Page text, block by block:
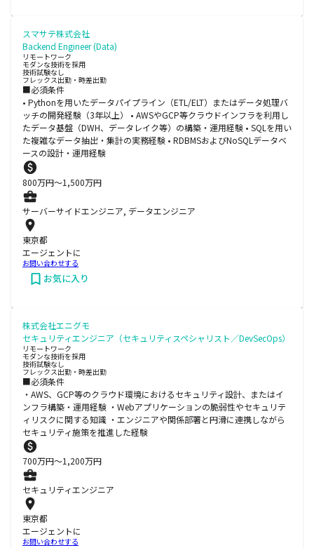
スマサテ株式会社
Backend Engineer (Data)
リモートワーク
モダンな技術を採用
技術試験なし
フレックス出勤・時差出勤
■必須条件
• Pythonを用いたデータパイプライン（ETL/ELT）またはデータ処理バ
ッチの開発経験（3年以上） • AWSやGCP等クラウドインフラを利用し
たデータ基盤（DWH、データレイク等）の構築・運用経験 • SQLを用い
た複雑なデータ抽出・集計の実務経験 • RDBMSおよびNoSQLデータベ
ースの設計・運用経験
800万円〜1,500万円
サーバーサイドエンジニア, データエンジニア
東京都
エージェントに
お問い合わせする
お気に入り
株式会社エニグモ
セキュリティエンジニア（セキュリティスペシャリスト／DevSecOps）
リモートワーク
モダンな技術を採用
技術試験なし
フレックス出勤・時差出勤
■必須条件
・AWS、GCP等のクラウド環境におけるセキュリティ設計、またはイ
ンフラ構築・運用経験 ・Webアプリケーションの脆弱性やセキュリテ
ィリスクに関する知識 ・エンジニアや関係部署と円滑に連携しながら
セキュリティ施策を推進した経験
700万円〜1,200万円
セキュリティエンジニア
東京都
エージェントに
お問い合わせする